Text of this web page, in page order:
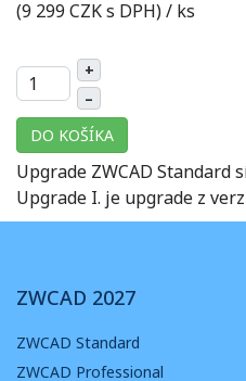
(9 299 CZK s DPH)/ ks
+
–
DO KOŠÍKA
Upgrade ZWCAD Standard
Upgrade I. je upgrade z
ZWCAD 2027
ZWCAD Standard
ZWCAD Professional